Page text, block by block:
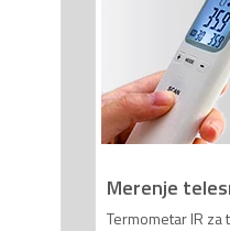
Merenje
Termometar IR